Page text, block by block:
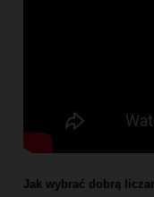
Jak wybrać dobrą